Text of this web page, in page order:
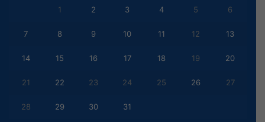
1 2 3 4 5 6
7 8 9 10 11 12 13
14 15 16 17 18 19 20
21 22 23 24 25 26 27
28 29 30 31